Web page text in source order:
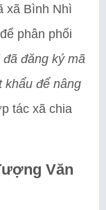
xã Bình Nhì
phân phối
đã đăng ký mã
khẩu để nâng
tác xã chia
Văn